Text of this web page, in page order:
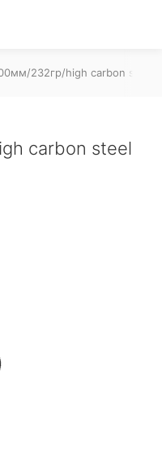
232гр/high carbon steel
carbon steel